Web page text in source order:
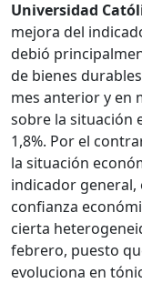
Universidad
mejora del
debió
de bienes
mes anterior y en
sobre la situación
1,8%. Por el
la situación
indicador general,
confianza
cierta
febrero, puesto
evoluciona en